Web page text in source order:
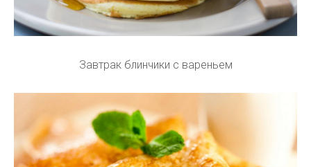
Завтрак блинчики с вареньем